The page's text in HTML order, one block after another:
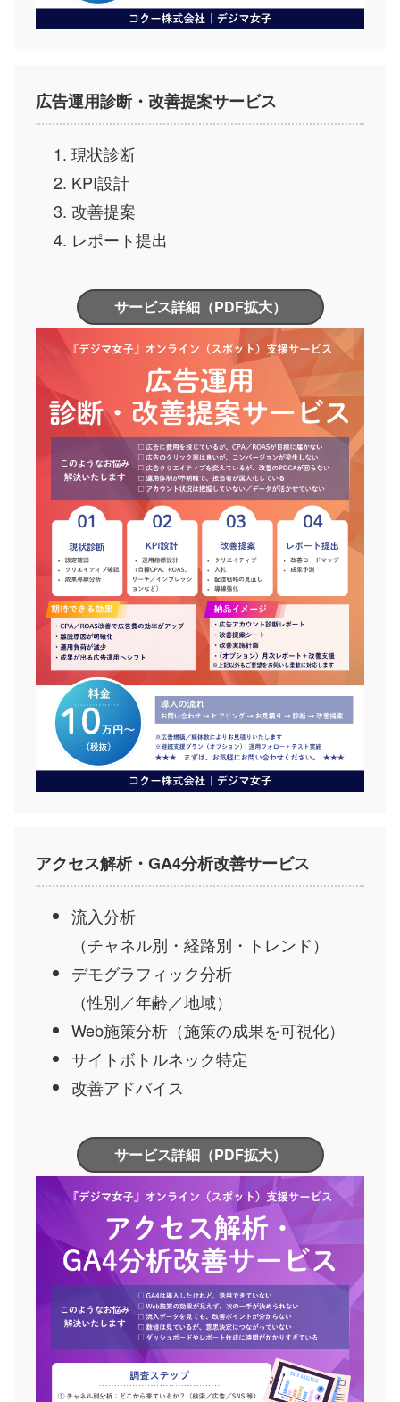
広告運用診断・改善提案サービス
現状診断
KPI設計
改善提案
レポート提出
サービス詳細（PDF拡大）
アクセス解析・GA4分析改善サービス
流入分析
（チャネル別・経路別・トレンド）
デモグラフィック分析
（性別／年齢／地域）
Web施策分析 （施策の成果を可視化）
サイトボトルネック特定
改善アドバイス
サービス詳細（PDF拡大）